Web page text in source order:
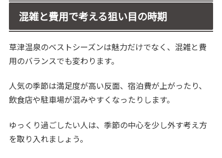
混雑と費用で考える狙い目の時期
草津温泉のベストシーズンは魅力だけでなく、混雑と費
用のバランスでも変わります。
人気の季節は満足度が高い反面、宿泊費が上がったり、
飲食店や駐車場が混みやすくなったりします。
ゆっくり過ごしたい人は、季節の中心を少し外す考え方
を取り入れましょう。